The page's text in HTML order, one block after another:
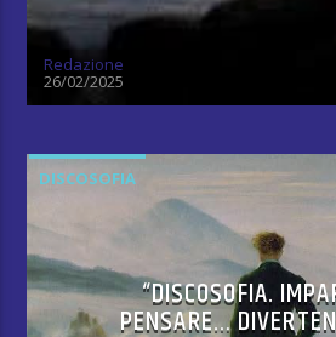
Redazione
26/02/2025
DISCOSOFIA
“DISCOSOFIA.
PENSARE…